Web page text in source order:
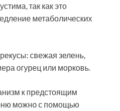
так как это
метаболических
свежая зелень,
огурец или морковь.
к предстоящим
можно с помощью